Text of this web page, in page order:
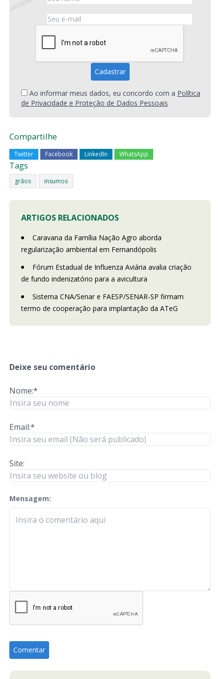
Ao informar meus dados, eu concordo com a Política
de Privacidade e Proteção de Dados Pessoais
Compartilhe
Twitter Facebook LinkedIn WhatsApp
Tags
grãos insumos
ARTIGOS RELACIONADOS
Caravana da Família Nação Agro aborda
regularização ambiental em Fernandópolis
Fórum Estadual de Influenza Aviária avalia criação
de fundo indenizatório para a avicultura
Sistema CNA/Senar e FAESP/SENAR-SP firmam
termo de cooperação para implantação da ATeG
Deixe seu comentário
Nome:*
Email:*
Site:
Mensagem:
check-terms